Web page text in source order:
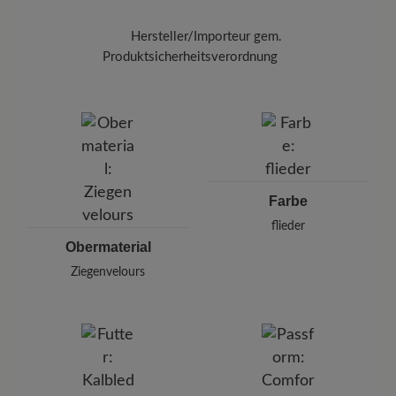
Hersteller/Importeur gem.
Produktsicherheitsverordnung
Pleidelsheimer Str. 15/1, 74321 Bietigheim-Bissingen,
E-mail:
kundenbetreuung@baer-schuhe.de
Obermaterial
Ziegenvelours
Farbe
flieder